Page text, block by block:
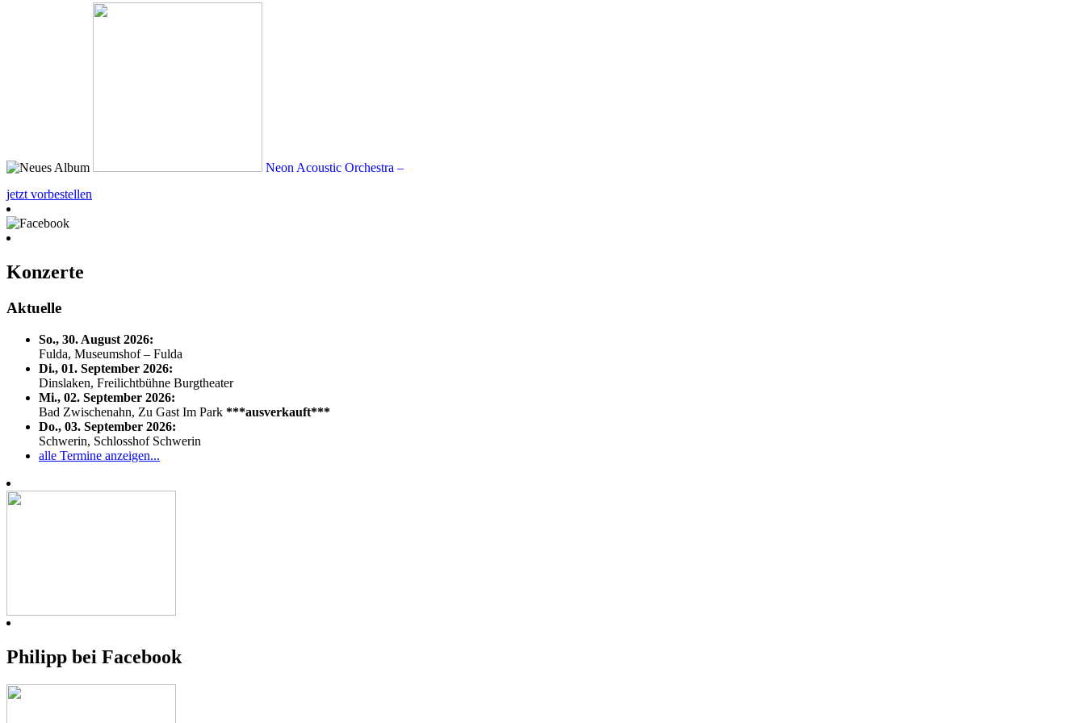
Neon Acoustic Orchestra –
jetzt vorbestellen
Konzerte
Aktuelle
So., 30. August 2026:
Fulda, Museumshof – Fulda
Di., 01. September 2026:
Dinslaken, Freilichtbühne Burgtheater
Mi., 02. September 2026:
Bad Zwischenahn, Zu Gast Im Park ***ausverkauft***
Do., 03. September 2026:
Schwerin, Schlosshof Schwerin
alle Termine anzeigen...
Philipp bei Facebook